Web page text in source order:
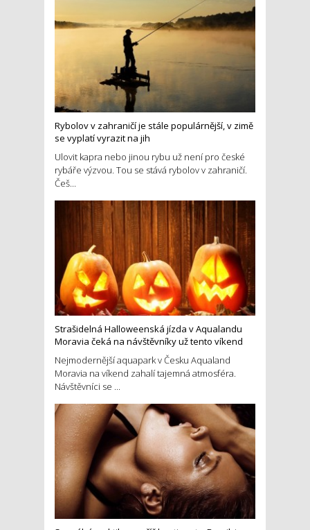
Rybolov v zahraničí je stále populárnější, v zimě
se vyplatí vyrazit na jih
Ulovit kapra nebo jinou rybu už není pro české
rybáře výzvou. Tou se stává rybolov v zahraničí.
Češ...
Strašidelná Halloweenská jízda v Aqualandu
Moravia čeká na návštěvníky už tento víkend
Nejmodernější aquapark v Česku Aqualand
Moravia na víkend zahalí tajemná atmosféra.
Návštěvníci se ...